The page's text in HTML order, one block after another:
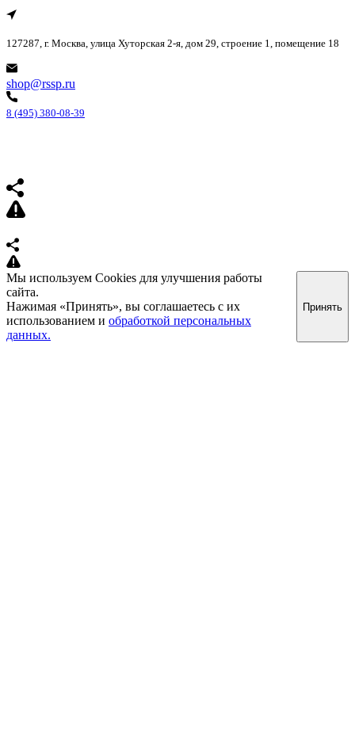
127287, г. Москва, улица Хуторская 2-я, дом 29, строение 1, помещение 18
shop@rssp.ru
8 (495) 380-08-39
Мы используем Cookies для улучшения работы
сайта.
Нажимая «Принять», вы соглашаетесь с их
использованием и обработкой персональных
данных.
Принять